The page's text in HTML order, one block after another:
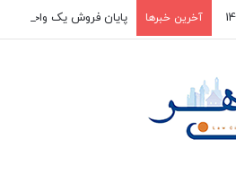
آخرین خبرها پایان فروش یک واحد به